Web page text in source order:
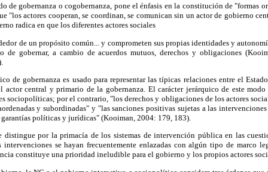
de gobernanza o cogobernanza, pone el énfasis en la constitución de "formas
"los actores cooperan, se coordinan, se comunican sin un actor de gobierno
radica en que los diferentes actores sociales
de un propósito común... y comprometen sus propias identidades y
de gobernar, a cambio de acuerdos mutuos, derechos y obligaciones
de gobernanza es usado para representar las típicas relaciones entre el
actor central y primario de la gobernanza. El carácter jerárquico de este
sociopolíticas; por el contrario, "los derechos y obligaciones de los actores
y subordinadas" y "las sanciones positivas sujetas a las
garantías políticas y jurídicas" (Kooiman, 2004: 179, 183).
distingue por la primacía de los sistemas de intervención pública en las
intervenciones se hayan frecuentemente enlazadas con algún tipo de marco
constituye una prioridad ineludible para el gobierno y los propios actores